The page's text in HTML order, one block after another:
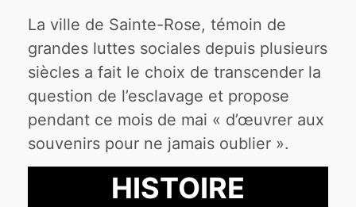
La ville de Sainte-Rose, témoin de
grandes luttes sociales depuis plusieurs
siècles a fait le choix de transcender la
question de l’esclavage et propose
pendant ce mois de mai « d’œuvrer aux
souvenirs pour ne jamais oublier ».
HISTOIRE